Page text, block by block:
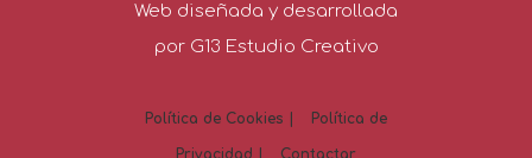
Web diseñada y desarrollada
por G13 Estudio Creativo
Política de Cookies | Política de
Privacidad | Contactar